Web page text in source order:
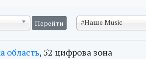
#Наше Music
область, 52 цифрова зона